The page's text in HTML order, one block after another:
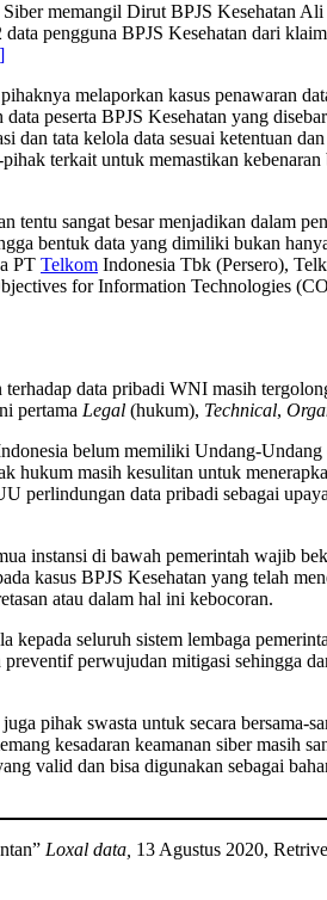
memangil Dirut BPJS Kesehatan
pengguna BPJS Kesehatan dari
melaporkan kasus penawaran
peserta BPJS Kesehatan yang
tata kelola data sesuai ketentuan
terkait untuk memastikan
sangat besar menjadikan dalam
bentuk data yang dimiliki bukan
PT Telkom Indonesia Tbk (Persero),
for Information Technologies
data pribadi WNI masih
pertama Legal (hukum), Technical,
belum memiliki Undang-
masih kesulitan untuk
data pribadi sebagai
instansi di bawah pemerintah wajib
kasus BPJS Kesehatan yang telah
atau dalam hal ini kebocoran.
kepada seluruh sistem lembaga
perwujudan mitigasi sehingga
pihak swasta untuk secara bersama-
kesadaran keamanan siber masih
valid dan bisa digunakan sebagai
Loxal data, 13 Agustus 2020,